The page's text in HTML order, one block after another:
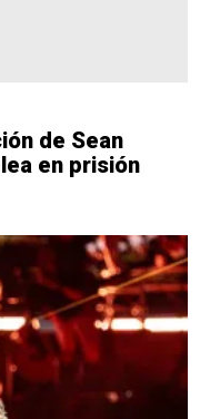
de Sean
en prisión